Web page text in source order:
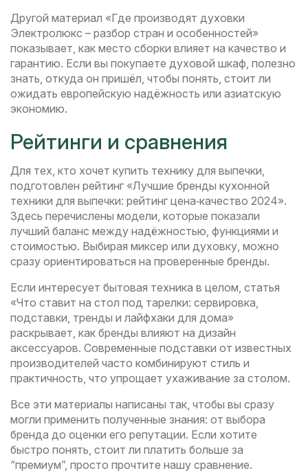
Другой материал «Где производят духовки
Электролюкс – разбор стран и особенностей»
показывает, как место сборки влияет на качество и
гарантию. Если вы покупаете духовой шкаф, полезно
знать, откуда он пришёл, чтобы понять, стоит ли
ожидать европейскую надёжность или азиатскую
экономию.
Рейтинги и сравнения
Для тех, кто хочет купить технику для выпечки,
подготовлен рейтинг «Лучшие бренды кухонной
техники для выпечки: рейтинг цена‑качество 2024».
Здесь перечислены модели, которые показали
лучший баланс между надёжностью, функциями и
стоимостью. Выбирая миксер или духовку, можно
сразу ориентироваться на проверенные бренды.
Если интересует бытовая техника в целом, статья
«Что ставит на стол под тарелки: сервировка,
подставки, тренды и лайфхаки для дома»
раскрывает, как бренды влияют на дизайн
аксессуаров. Современные подставки от известных
производителей часто комбинируют стиль и
практичность, что упрощает ухаживание за столом.
Все эти материалы написаны так, чтобы вы сразу
могли применить полученные знания: от выбора
бренда до оценки его репутации. Если хотите
быстро понять, стоит ли платить больше за
“премиум”, просто прочтите нашу сравнение.